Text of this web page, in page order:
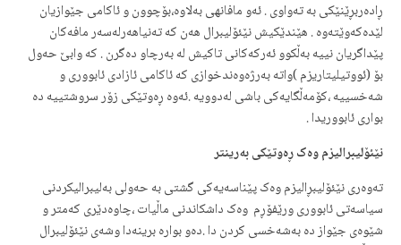
ڕاده‌ربڕێنێکی به‌ ته‌واوی . ئه‌و مافانهی‌ به‌لاوه‌،بۆچوون و ئاکامی جێوازیان
لێده‌که‌وێته‌وه‌ . هێندێکیش نێئۆلیبرال هه‌ن که‌ ته‌نیاهه‌رله‌سه‌ر مافه‌کان
پێداگریان نییه‌ به‌ڵکوو ئه‌رکه‌کانی تاکیش له‌ به‌رچاو ده‌گرن . که‌ وابێ حه‌ول
بۆ (ئووتیلیتاریزم )واته‌ به‌رژه‌وه‌ندخوازی که‌ ئاکامی ئازادی ئابووری و
شه‌خسییه‌ ،کۆمه‌ڵگایه‌کی باشی له‌دوویه‌ .ئه‌وه‌ ڕه‌وتێکی زۆر سروشتییه‌ ده‌
بواری ئابووریدا .
نێئۆلیبرالیزم وه‌ک ڕه‌وتێکی به‌رینتر
ته‌وه‌ری نێئۆلیبڕالیزم وه‌ک پێناسه‌یه‌کی گشتی به‌ حه‌ولی به‌لیبرالیکردنی
سیاسه‌تی ئابووری ورێفۆڕم ‌ وه‌ک داشکاندنی ماڵیات ،چاوه‌دێری که‌متر و
شێوه‌ی جێواز ده‌ به‌شه‌خسی کردن دا .ده‌و بواره‌ برینه‌دا وشه‌ی نێئۆلیبرال